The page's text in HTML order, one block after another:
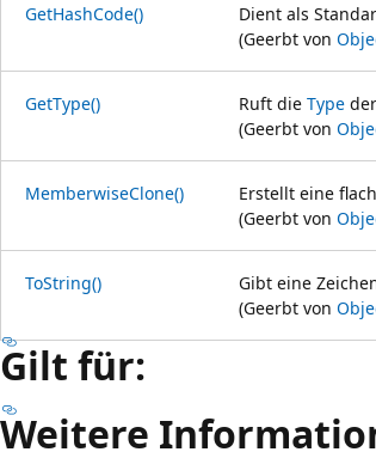
GetHashCode()
Dient als
(Geerbt von
GetType() Ruft die Type
(Geerbt von
MemberwiseClone() Erstellt eine
(Geerbt von
ToString()
Gibt eine
(Geerbt von
Gilt für:
Weitere